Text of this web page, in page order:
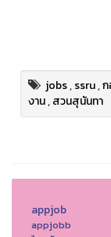
jobs,ssru,
งาน,สวนสุนันทา
appjob
appjobb